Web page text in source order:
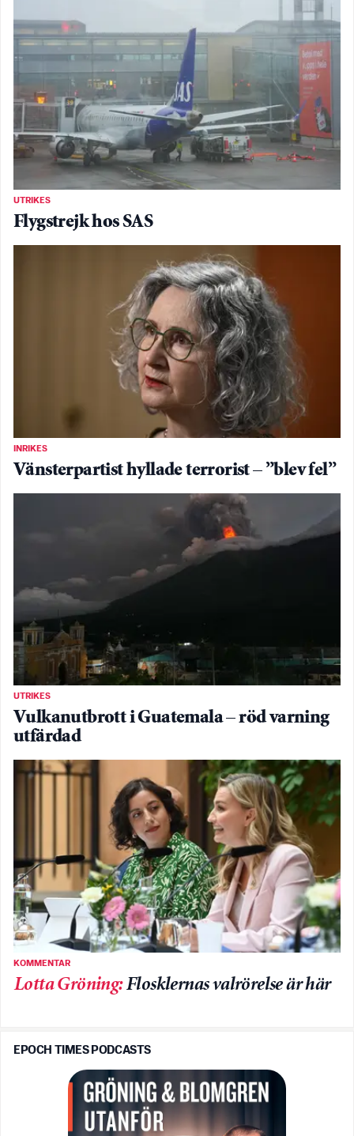
UTRIKES
Flygstrejk hos SAS
INRIKES
Vänsterpartist hyllade terrorist – ”blev fel”
UTRIKES
Vulkanutbrott i Guatemala – röd varning
utfärdad
KOMMENTAR
Lotta Gröning:Flosklernas valrörelse är här
EPOCH TIMES PODCASTS